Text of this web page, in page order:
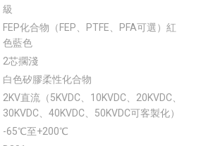
級
FEP化合物（FEP、PTFE、PFA可選）紅
色藍色
2芯擱淺
白色矽膠柔性化合物
2KV直流（5KVDC、10KVDC、20KVDC、
30KVDC、40KVDC、50KVDC可客製化）
-65℃至+200℃